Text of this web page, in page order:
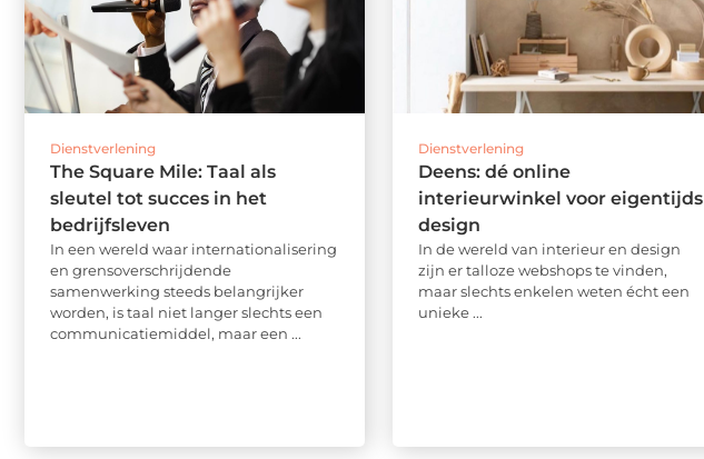
Dienstverlening
The Square Mile: Taal als
sleutel tot succes in het
bedrijfsleven
In een wereld waar internationalisering
en grensoverschrijdende
samenwerking steeds belangrijker
worden, is taal niet langer slechts een
communicatiemiddel, maar een ...
Dienstverlening
Deens: dé online
interieurwinkel voor eigentijds
design
In de wereld van interieur en design
zijn er talloze webshops te vinden,
maar slechts enkelen weten écht een
unieke ...